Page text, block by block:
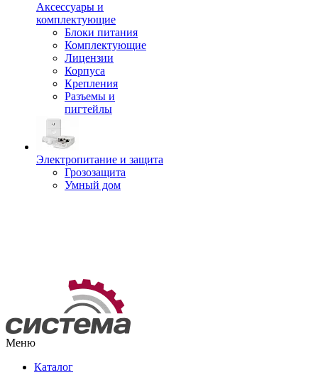
Аксессуары и
комплектующие
Блоки питания
Комплектующие
Лицензии
Корпуса
Крепления
Разъемы и
пигтейлы
Электропитание и защита
Грозозащита
Умный дом
Меню
Каталог